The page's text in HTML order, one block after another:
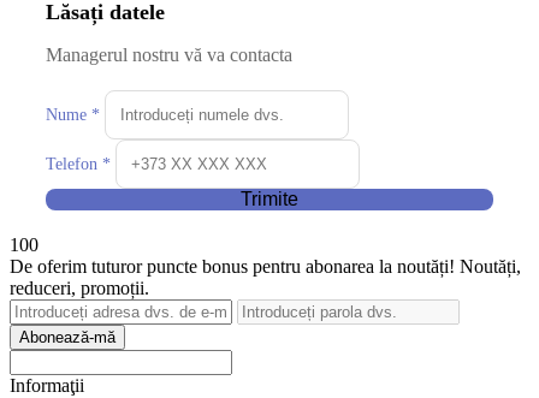
Lăsați datele
Managerul nostru vă va contacta
Nume *
Telefon *
Trimite
100
De oferim tuturor puncte bonus pentru abonarea la noutăți! Noutăți,
reduceri, promoții.
Abonează-mă
Informaţii